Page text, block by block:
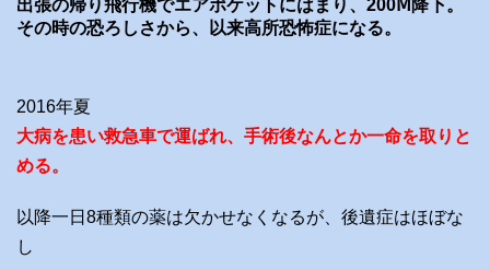
出張の帰り飛行機でエアポケットにはまり、200Ⅿ降下。
その時の恐ろしさから、以来高所恐怖症になる。
2016年夏
大病を患い救急車で運ばれ、手術後なんとか一命を取りと
める。
以降一日8種類の薬は欠かせなくなるが、後遺症はほぼな
し